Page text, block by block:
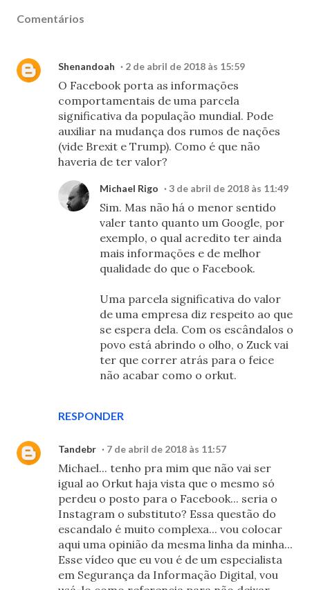
Comentários
Shenandoah 2 de abril de 2018 às 15:59
O Facebook porta as informações
comportamentais de uma parcela
significativa da população mundial. Pode
auxiliar na mudança dos rumos de nações
(vide Brexit e Trump). Como é que não
haveria de ter valor?
RESPONDER
Michael Rigo 3 de abril de 2018 às 11:49
Sim. Mas não há o menor sentido
valer tanto quanto um Google, por
exemplo, o qual acredito ter ainda
mais informações e de melhor
qualidade do que o Facebook.
Uma parcela significativa do valor
de uma empresa diz respeito ao que
se espera dela. Com os escândalos o
povo está abrindo o olho, o Zuck vai
ter que correr atrás para o feice
não acabar como o orkut.
Tandebr 7 de abril de 2018 às 11:57
Michael... tenho pra mim que não vai ser
igual ao Orkut haja vista que o mesmo só
perdeu o posto para o Facebook... seria o
Instagram o substituto? Essa questão do
escandalo é muito complexa... vou colocar
aqui uma opinião da mesma linha da minha...
Esse vídeo que eu vou é de um especialista
em Segurança da Informação Digital, vou